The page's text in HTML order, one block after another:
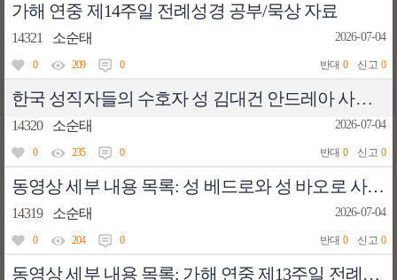
가해 연중 제14주일 전례성경 공부/묵상 자료
14321 소순태 2026-07-04
0 209 0 반대0 신고 0
한국 성직자들의 수호자 성 김대건 안드레아 사제 순교자 대축일(7월 5일) 전례성경 공부/묵상 자료
14320 소순태 2026-07-04
0 235 0 반대0 신고 0
동영상 세부 내용 목록: 성 베드로와 성 바오로 사도 대축일(6월 29일) 전례성경 공부/묵상
14319 소순태 2026-07-04
0 204 0 반대0 신고 0
동영상 세부 내용 목록: 가해 연중 제13주일 전례성경 공부/묵상